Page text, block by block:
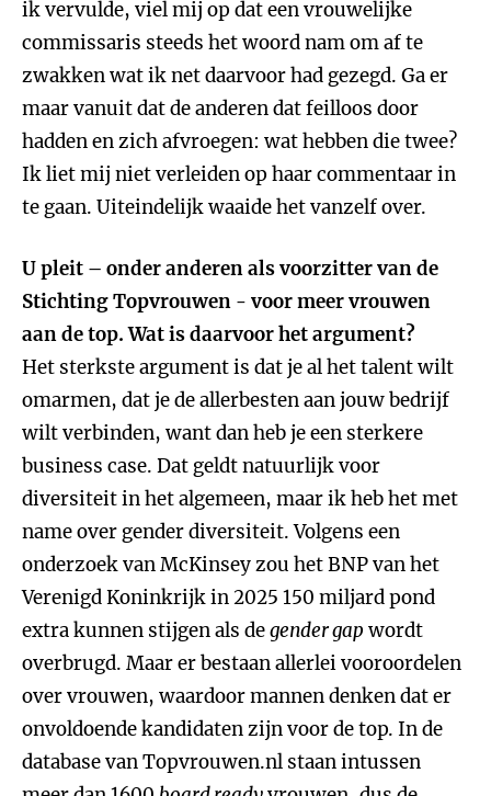
ik vervulde, viel mij op dat een vrouwelijke
commissaris steeds het woord nam om af te
zwakken wat ik net daarvoor had gezegd. Ga er
maar vanuit dat de anderen dat feilloos door
hadden en zich afvroegen: wat hebben die twee?
Ik liet mij niet verleiden op haar commentaar in
te gaan. Uiteindelijk waaide het vanzelf over.
U pleit – onder anderen als voorzitter van de
Stichting Topvrouwen - voor meer vrouwen
aan de top. Wat is daarvoor het argument?
Het sterkste argument is dat je al het talent wilt
omarmen, dat je de allerbesten aan jouw bedrijf
wilt verbinden, want dan heb je een sterkere
business case. Dat geldt natuurlijk voor
diversiteit in het algemeen, maar ik heb het met
name over gender diversiteit. Volgens een
onderzoek van McKinsey zou het BNP van het
Verenigd Koninkrijk in 2025 150 miljard pond
extra kunnen stijgen als degender gap wordt
overbrugd. Maar er bestaan allerlei vooroordelen
over vrouwen, waardoor mannen denken dat er
onvoldoende kandidaten zijn voor de top. In de
database van Topvrouwen.nl staan intussen